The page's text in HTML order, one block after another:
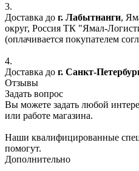
3.
Доставка до г. Лабытнанги,
округ, Россия ТК "Ямал-
(оплачивается покупателем
4.
Доставка до г. Санкт-
Отзывы
Задать вопрос
Вы можете задать любой
или работе магазина.
Наши квалифицированные
помогут.
Дополнительно